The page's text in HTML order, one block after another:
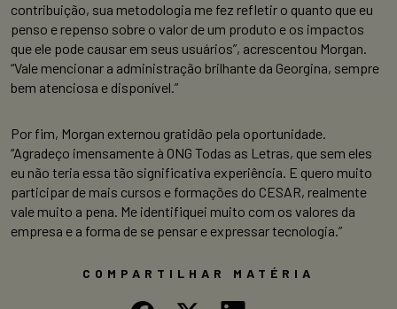
contribuição, sua metodologia me fez refletir o quanto que eu
penso e repenso sobre o valor de um produto e os impactos
que ele pode causar em seus usuários”, acrescentou Morgan.
“Vale mencionar a administração brilhante da Georgina, sempre
bem atenciosa e disponível.”
Por fim, Morgan externou gratidão pela oportunidade.
“Agradeço imensamente à ONG Todas as Letras, que sem eles
eu não teria essa tão significativa experiência. E quero muito
participar de mais cursos e formações do CESAR, realmente
vale muito a pena. Me identifiquei muito com os valores da
empresa e a forma de se pensar e expressar tecnologia.”
COMPARTILHAR MATÉRIA